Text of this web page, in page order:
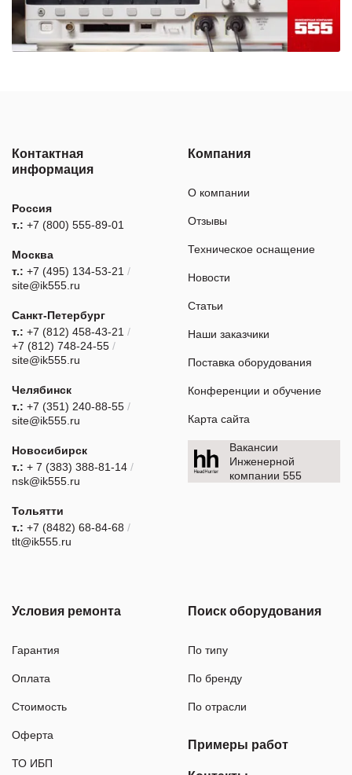
Контактная
информация
Россия
т.: +7 (800) 555-89-01
Москва
т.: +7 (495) 134-53-21 /
site@ik555.ru
Санкт-Петербург
т.: +7 (812) 458-43-21 /
+7 (812) 748-24-55 /
site@ik555.ru
Челябинск
т.: +7 (351) 240-88-55 /
site@ik555.ru
Новосибирск
т.: + 7 (383) 388-81-14 /
nsk@ik555.ru
Тольятти
т.: +7 (8482) 68-84-68 /
tlt@ik555.ru
Компания
О компании
Отзывы
Техническое оснащение
Новости
Статьи
Наши заказчики
Поставка оборудования
Конференции и обучение
Карта сайта
Вакансии
Инженерной
компании 555
Условия ремонта
Гарантия
Оплата
Стоимость
Оферта
ТО ИБП
Поиск оборудования
По типу
По бренду
По отрасли
Примеры работ